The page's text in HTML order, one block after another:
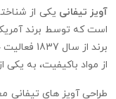
آویز تیفانی یکی از
است که توسط برند
برند از
از مواد باکیفیت، به
طراحی آویز‌ های تیفانی